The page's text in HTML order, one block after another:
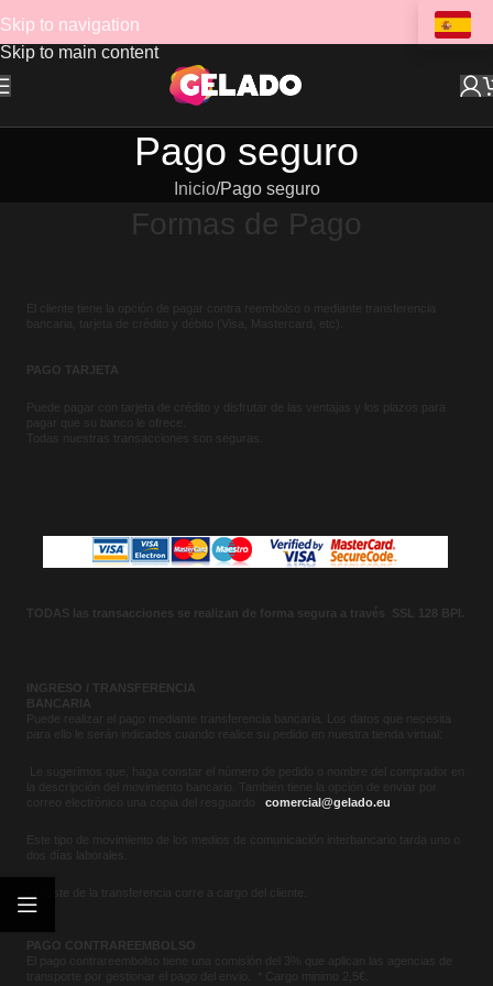
Skip to navigation
Skip to main content
Pago seguro
Inicio Pago seguro
Formas de Pago
El cliente tiene la opción de pagar contra reembolso o mediante transferencia
bancaria, tarjeta de crédito y débito (Visa, Mastercard, etc).
PAGO TARJETA
Puede pagar con tarjeta de crédito y disfrutar de las ventajas y los plazos para
pagar que su banco le ofrece.
Todas nuestras transacciones son seguras.
TODAS las transacciones se realizan de forma segura a través SSL 128 BPI.
INGRESO / TRANSFERENCIA
BANCARIA
Puede realizar el pago mediante transferencia bancaria. Los datos que necesita
para ello le serán indicados cuando realice su pedido en nuestra tienda virtual:
Le sugerimos que, haga constar el número de pedido o nombre del comprador en
la descripción del movimiento bancario. También tiene la opción de enviar por
correo electrónico una copia del resguardo comercial@gelado.eu
Este tipo de movimiento de los medios de comunicación interbancario tarda uno o
dos días laborales.
El coste de la transferencia corre a cargo del cliente.
PAGO CONTRAREEMBOLSO
El pago contrareembolso tiene una comisión del 3% que aplican las agencias de
transporte por gestionar el pago del envio. * Cargo minimo 2,5€.